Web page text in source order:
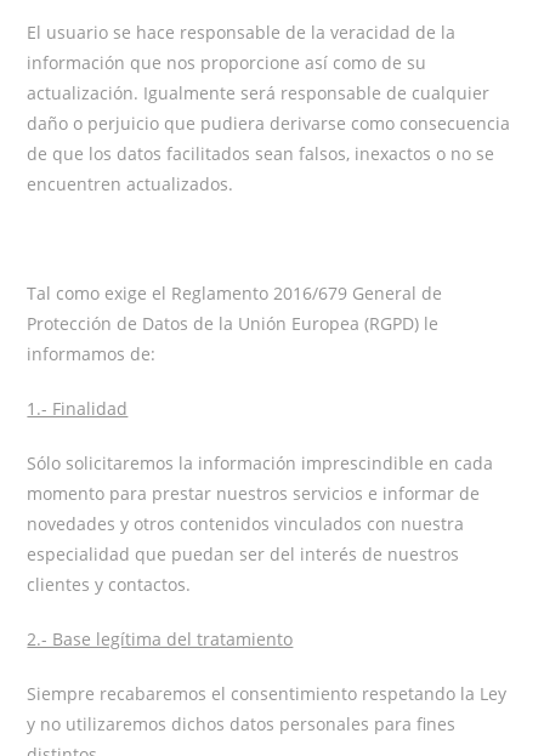
El usuario se hace responsable de la veracidad de la
información que nos proporcione así como de su
actualización. Igualmente será responsable de cualquier
daño o perjuicio que pudiera derivarse como consecuencia
de que los datos facilitados sean falsos, inexactos o no se
encuentren actualizados.
Tal como exige el Reglamento 2016/679 General de
Protección de Datos de la Unión Europea (RGPD) le
informamos de:
1.- Finalidad
Sólo solicitaremos la información imprescindible en cada
momento para prestar nuestros servicios e informar de
novedades y otros contenidos vinculados con nuestra
especialidad que puedan ser del interés de nuestros
clientes y contactos.
2.- Base legítima del tratamiento
Siempre recabaremos el consentimiento respetando la Ley
y no utilizaremos dichos datos personales para fines